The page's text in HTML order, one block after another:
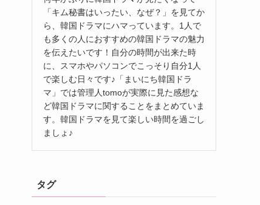
「キム秘書はいったい、なぜ？」を見てか
ら、韓国ドラマにハマっています。1人で
も多くの人におすすめの韓国ドラマの魅力
を伝えたいです！自分の時間が出来た時
に、スマホやパソコンでこっそり自分1人
で楽しむ日々です♪「まいにち韓国ドラ
マ」では管理人tomoが実際に見た感想な
ど韓国ドラマに関することをまとめていま
す。韓国ドラマを見て楽しい時間を過ごし
ましょ♪
タグ